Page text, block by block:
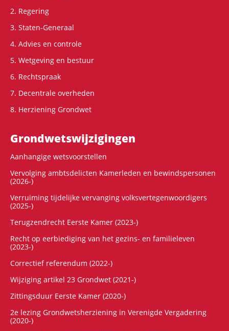
2. Regering
3. Staten-Generaal
4. Advies en controle
5. Wetgeving en bestuur
6. Rechtspraak
7. Decentrale overheden
8. Herziening Grondwet
Grondwets­wijzigingen
Aanhangige wetsvoorstellen
Vervolging ambtsdelicten Kamerleden en bewindspersonen
(2026-)
Verruiming tijdelijke vervanging volksvertegenwoordigers
(2025-)
Terugzendrecht Eerste Kamer (2023-)
Recht op eerbiediging van het gezins- en familieleven
(2023-)
Correctief referendum (2022-)
Wijziging artikel 23 Grondwet (2021-)
Zittingsduur Eerste Kamer (2020-)
2e lezing Grondwetsherziening in Verenigde Vergadering
(2020-)